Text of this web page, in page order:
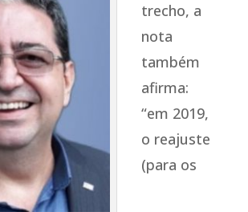
trecho, a
nota
também
afirma:
“em 2019,
o reajuste
(para os